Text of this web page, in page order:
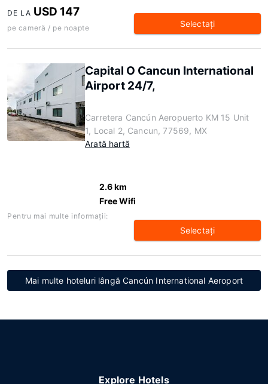
DE LA USD 147
pe cameră / pe noapte Selectaţi
Capital O Cancun International
Airport 24/7,
Carretera Cancún Aeropuerto KM 15 Unit
1, Local 2, Cancun, 77569, MX
Arată hartă
2.6 km
Free Wifi
Pentru mai multe informaţii:
Selectaţi
Mai multe hoteluri lângă Cancún International Aeroport
Explore Hotels